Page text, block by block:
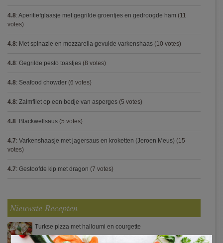
4.8: Aperitiefglaasje met gegrilde groentjes en gedroogde ham (11
votes)
4.8: Met spinazie en mozzarella gevulde varkenshaas (10 votes)
4.8: Gegrilde pesto toastjes (8 votes)
4.8: Seafood chowder (6 votes)
4.8: Zalmfilet op een bedje van asperges (5 votes)
4.8: Blackwellsaus (5 votes)
4.7: Varkenshaasje met jagersaus en kroketten (Jeroen Meus) (15
votes)
4.7: Gestoofde kip met dragon (7 votes)
Nieuwste Recepten
Turkse pizza met halloumi en courgette